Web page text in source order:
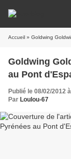
Accueil » Goldwing
Goldwing
au Pont
Publié le 08/02/2012
Par Loulou-67